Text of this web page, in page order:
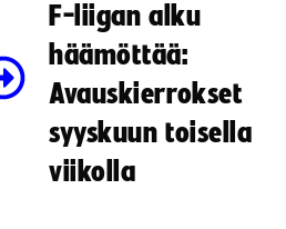
F-liigan alku
häämöttää:
Avauskierrokset
syyskuun toisella
viikolla